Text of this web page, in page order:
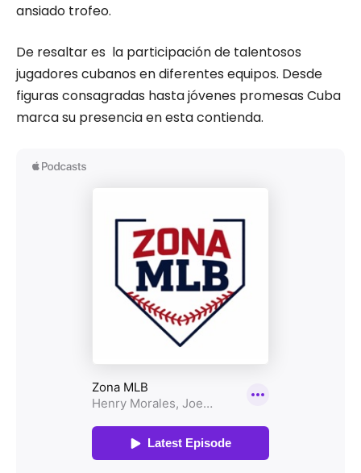
ansiado trofeo.
De resaltar es la participación de talentosos
jugadores cubanos en diferentes equipos. Desde
figuras consagradas hasta jóvenes promesas Cuba
marca su presencia en esta contienda.